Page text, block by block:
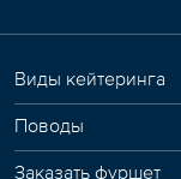
Виды кейтеринга
Поводы
Заказать фуршет